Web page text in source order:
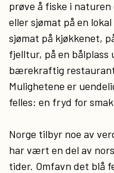
prøve å fiske i
eller sjømat på en
sjømat på kjøkkenet,
fjelltur, på en bålplass
bærekraftig
Mulighetene er
felles: en fryd for
Norge tilbyr noe av
har vært en del av
tider. Omfavn det blå